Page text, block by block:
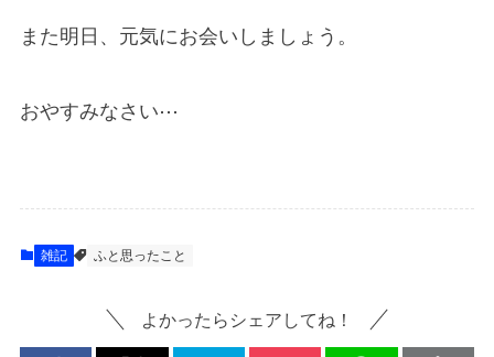
また明日、元気にお会いしましょう。
おやすみなさい⋯
雑記 ふと思ったこと
よかったらシェアしてね！